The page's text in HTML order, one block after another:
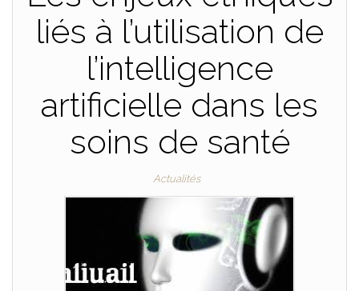
liés à l’utilisation de
l’intelligence
artificielle dans les
soins de santé
Actualités